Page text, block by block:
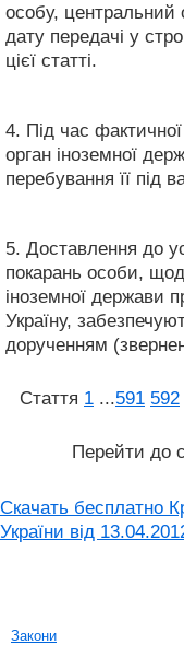
особу, центральний
дату передачі у
цієї статті.
4. Під час
орган іноземної
перебування її під
5. Доставлення до
покарань особи,
іноземної держави
Україну,
дорученням
Стаття 1 ...591 592
Перейти до
Скачать бесплатно
України від
Закони